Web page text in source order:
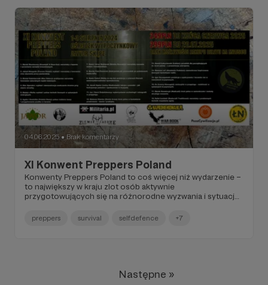
spokojnie i skutecznie zabezpieczyć się na każdą
ewentualność.
04.06.2025 ● Brak komentarzy
XI Konwent Preppers Poland
Konwenty Preppers Poland to coś więcej niż wydarzenie –
to największy w kraju zlot osób aktywnie
przygotowujących się na różnorodne wyzwania i sytuacje
unikalna platforma wymiany wiedzy, doświadczeń i
umiejętności dla każdego, kto chce być gotowy na
preppers survival selfdefence +7
Następne »